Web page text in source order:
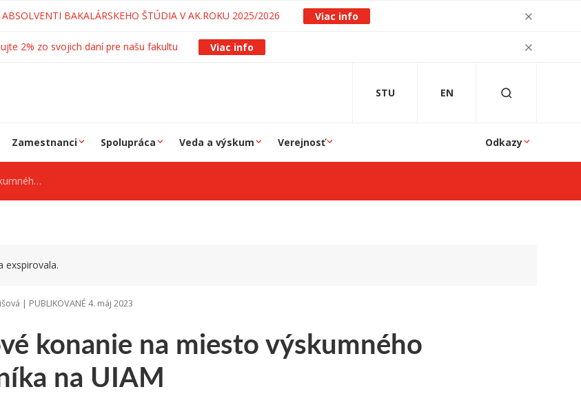
BAKALÁRSKEHO ŠTÚDIA V AK.ROKU 2025/2026 Viac info
2% zo svojich daní pre našu fakultu Viac info
STU EN
Zamestnanci Spolupráca Veda a výskum Verejnosť Odkazy
na UIAM
konanie na miesto výskumného
na UIAM
exspirovala.
| PUBLIKOVANÉ 4. máj 2023